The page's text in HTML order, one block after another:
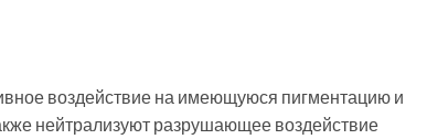
воздействие на имеющуюся пигментацию и
нейтрализуют разрушающее воздействие